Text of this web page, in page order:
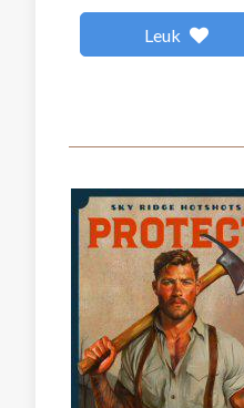
Leuk